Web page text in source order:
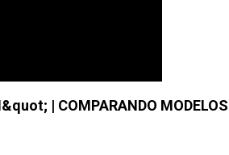
| COMPARANDO MODELOS